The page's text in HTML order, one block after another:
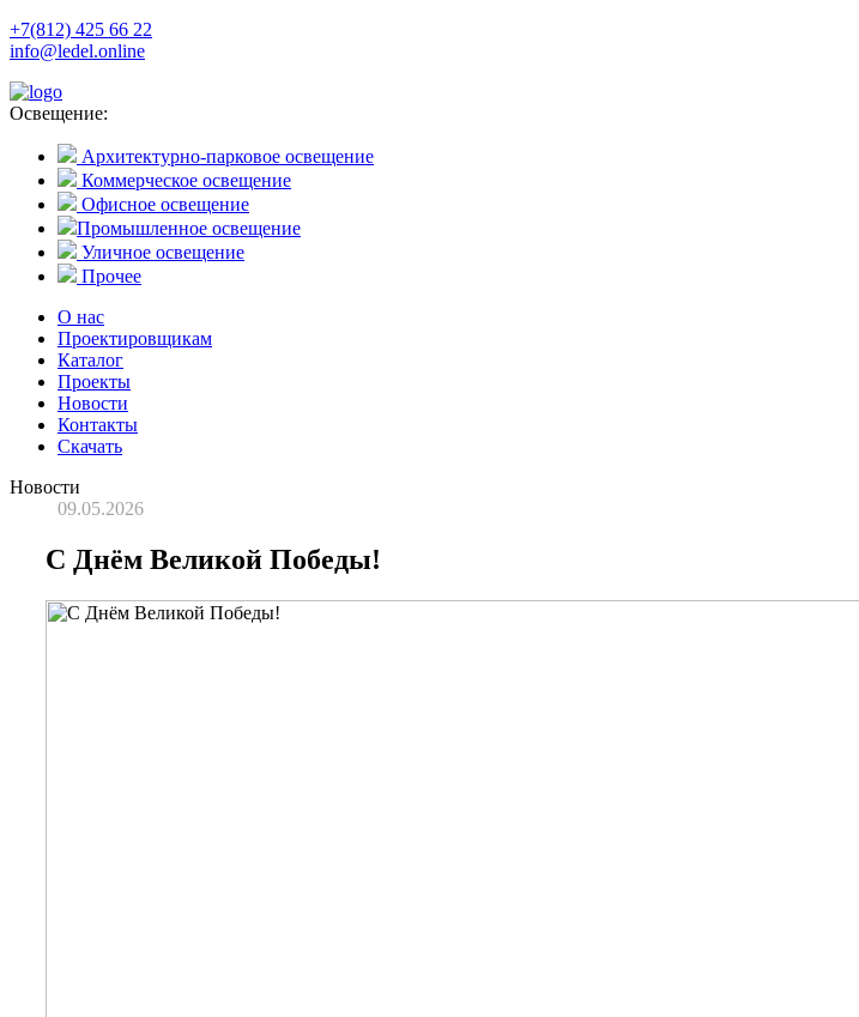
+7(812) 425 66 22
info@ledel.online
Освещение:
Архитектурно-парковое освещение
Коммерческое освещение
Офисное освещение
Промышленное освещение
Уличное освещение
Прочее
О нас
Проектировщикам
Каталог
Проекты
Новости
Контакты
Скачать
Новости
09.05.2026
С Днём Великой Победы!